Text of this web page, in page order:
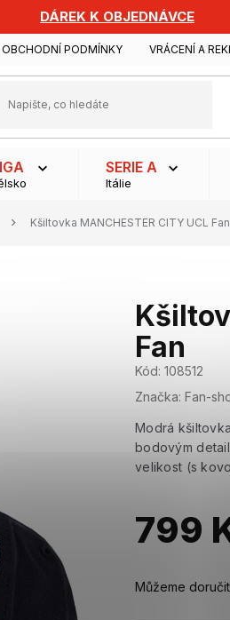
DÁREK K OBJEDNÁVCE
OBCHODNÍ PODMÍNKY VRÁCENÍ A
SERIE A
Itálie
Kšiltovka MANCHESTER CITY UCL Fan
Fan
Kód: 108512
Značka: Fan-
Modrá
bodovým
velikost (s
799
cena:
Můžeme